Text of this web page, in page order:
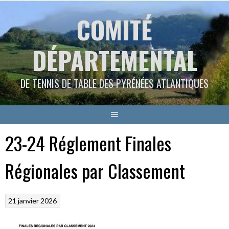
contenu
COMITÉ
DÉPARTEMENTAL
DE TENNIS DE TABLE DES PYRÉNÉES ATLANTIQUES
23-24 Réglement Finales
Régionales par Classement
21 janvier 2026